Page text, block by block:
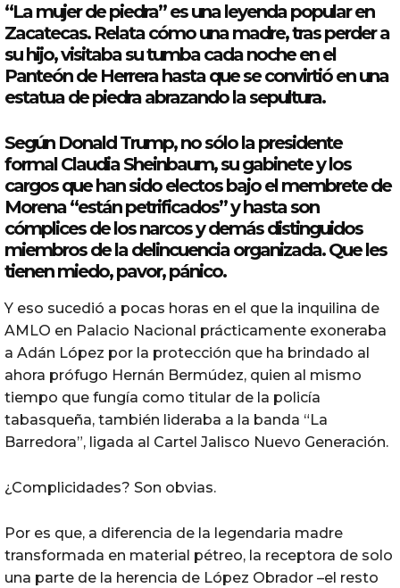
“La mujer de piedra” es una leyenda popular en
Zacatecas. Relata cómo una madre, tras perder a
su hijo, visitaba su tumba cada noche en el
Panteón de Herrera hasta que se convirtió en una
estatua de piedra abrazando la sepultura.
Según Donald Trump, no sólo la presidente
formal Claudia Sheinbaum, su gabinete y los
cargos que han sido electos bajo el membrete de
Morena “están petrificados” y hasta son
cómplices de los narcos y demás distinguidos
miembros de la delincuencia organizada. Que les
tienen miedo, pavor, pánico.
Y eso sucedió a pocas horas en el que la inquilina de
AMLO en Palacio Nacional prácticamente exoneraba
a Adán López por la protección que ha brindado al
ahora prófugo Hernán Bermúdez, quien al mismo
tiempo que fungía como titular de la policía
tabasqueña, también lideraba a la banda “La
Barredora”, ligada al Cartel Jalisco Nuevo Generación.
¿Complicidades? Son obvias.
Por es que, a diferencia de la legendaria madre
transformada en material pétreo, la receptora de solo
una parte de la herencia de López Obrador –el resto